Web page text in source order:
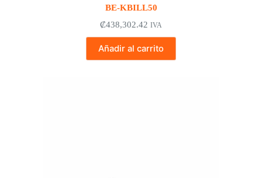
BE-KBILL50
₡438,302.42 IVA
Añadir al carrito